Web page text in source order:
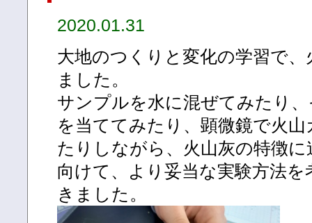
2020.01.31
大地のつくりと変化の学習で
ました。
サンプルを水に混ぜてみたり
を当ててみたり、顕微鏡で火
たりしながら、火山灰の特徴
向けて、より妥当な実験方法
きました。